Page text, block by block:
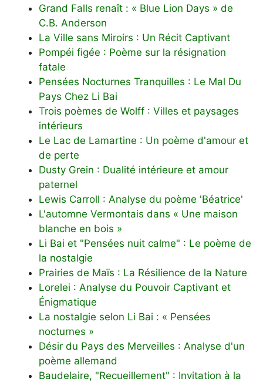
Grand Falls renaît : « Blue Lion Days » de
C.B. Anderson
La Ville sans Miroirs : Un Récit Captivant
Pompéi figée : Poème sur la résignation
fatale
Pensées Nocturnes Tranquilles : Le Mal Du
Pays Chez Li Bai
Trois poèmes de Wolff : Villes et paysages
intérieurs
Le Lac de Lamartine : Un poème d'amour et
de perte
Dusty Grein : Dualité intérieure et amour
paternel
Lewis Carroll : Analyse du poème 'Béatrice'
L'automne Vermontais dans « Une maison
blanche en bois »
Li Bai et "Pensées nuit calme" : Le poème de
la nostalgie
Prairies de Maïs : La Résilience de la Nature
Lorelei : Analyse du Pouvoir Captivant et
Énigmatique
La nostalgie selon Li Bai : « Pensées
nocturnes »
Désir du Pays des Merveilles : Analyse d'un
poème allemand
Baudelaire, "Recueillement" : Invitation à la